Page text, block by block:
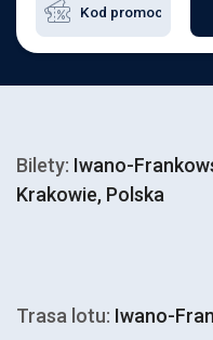
Bilety: Iwano-
Krakowie, Polska
Trasa lotu: Iwano-